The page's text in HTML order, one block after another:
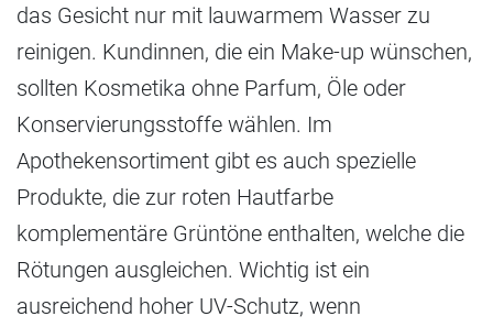
das Gesicht nur mit lauwarmem Wasser zu
reinigen. Kundinnen, die ein Make-up wünschen,
sollten Kosmetika ohne Parfum, Öle oder
Konservierungsstoffe wählen. Im
Apothekensortiment gibt es auch spezielle
Produkte, die zur roten Hautfarbe
komplementäre Grüntöne enthalten, welche die
Rötungen ausgleichen. Wichtig ist ein
ausreichend hoher UV-Schutz, wenn